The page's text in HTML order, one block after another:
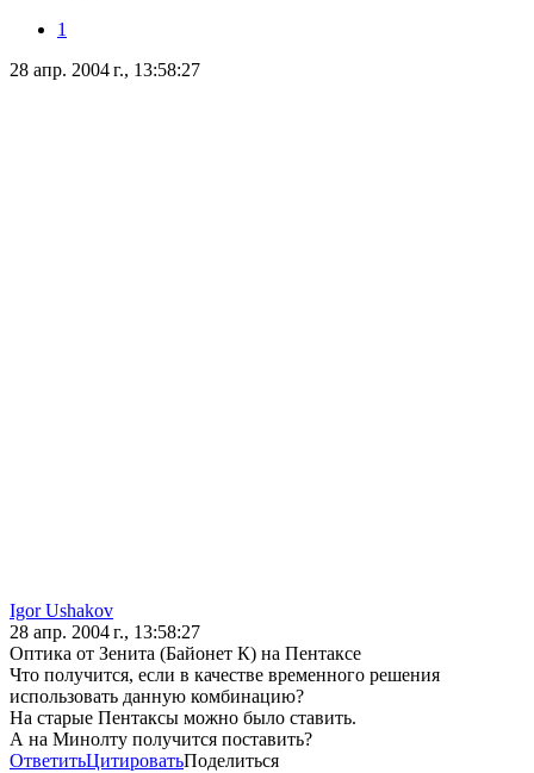
1
28 апр. 2004 г., 13:58:27
Igor Ushakov
28 апр. 2004 г., 13:58:27
Оптика от Зенита (Байонет К) на Пентаксе
Что получится, если в качестве временного решения
использовать данную комбинацию?
На старые Пентаксы можно было ставить.
А на Минолту получится поставить?
ОтветитьЦитироватьПоделиться